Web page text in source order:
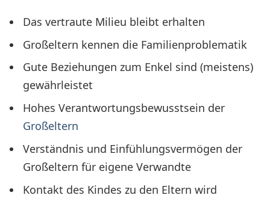
Das vertraute Milieu bleibt erhalten
Großeltern kennen die Familienproblematik
Gute Beziehungen zum Enkel sind (meistens)
gewährleistet
Hohes Verantwortungsbewusstsein der
Großeltern
Verständnis und Einfühlungsvermögen der
Großeltern für eigene Verwandte
Kontakt des Kindes zu den Eltern wird